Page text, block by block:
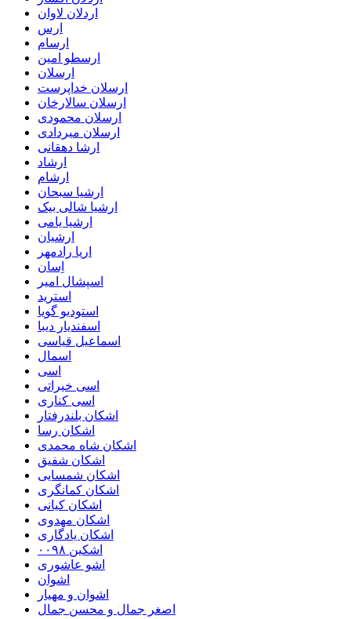
اردلان لاوان
ارس
ارسام
ارسطو امین
ارسلان
ارسلان خداپرست
ارسلان سالارخان
ارسلان محمودی
ارسلان میردادی
ارشا دهقانی
ارشاد
ارشام
ارشیا سبحان
ارشیا شالی بیک
ارشیا یامی
ارشیان
اریا رادمهر
اِسان
اسپشال امیر
استرید
استودیو گویا
اسفندیار دیبا
اسماعیل قیاسی
اسمال
اسی
اسی خیراتی
اسی کناری
اشکان بلندرفتار
اشکان رسا
اشکان شاه محمدی
اشکان شفیق
اشکان شمسایی
اشکان‌ کمانگری
اشکان کیانی
اشکان مهدوی
اشکان یادگاری
اشکین ۰۰۹۸
اشو عاشوری
اشوان
اشوان و مهیار
اصغر جمال و محسن جمال